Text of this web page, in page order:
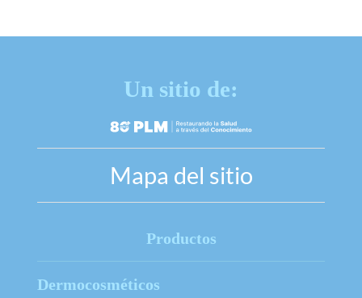
Un sitio de:
Mapa del sitio
Productos
Dermocosméticos